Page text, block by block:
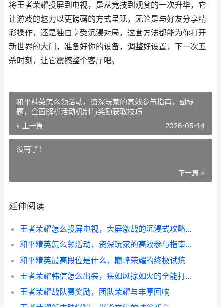
将王者荣耀投屏到电视，是从竞技到观赏的一次升华，它
让游戏的魅力以更磅礴的方式呈现，无论是与好友分享精
彩操作，还是独自享受沉浸对局，这套方法都能为你打开
新世界的大门，准备好你的设备，调整好设置，下一次五
杀时刻，让它震撼整个客厅吧。
和平精英怎么领活动，资深玩家的高效参与指南，副标
题，全面解析活动机制与奖励获取技巧
« 上一篇 2026-05-14
没有了！
下一篇 »
延伸阅读
王者荣耀怎么投屏电视，大屏激战的沉浸式攻略，副标题，资深玩家分享投屏实战心得与技巧
和平精英怎么领活动，资深玩家的高效参与指南，副标题，全面解析活动机制与奖励获取技巧
和平精英最高段位是什么，巅峰荣耀的终极试炼
王者荣耀韩信怎么出装，疾如风掠如火的全能打法解析
王者荣耀战队赛奖励，团队荣耀与丰厚回响